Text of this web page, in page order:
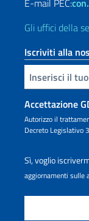
E-mail PEC:
Gli uffici della
Iscriviti alla
Inserisci la tua email
Accettazione
Autorizzo il
Decreto Legislativo
Sì, voglio
aggiornamenti sulle